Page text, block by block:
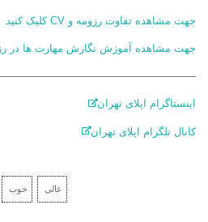
جهت مشاهده تفاوت رزومه و CV کلیک کنید
جهت مشاهده آموزش نگارش مهارت ها در
اینستاگرام اپلای تهران
کانال تلگرام اپلای تهران
عالی خوب